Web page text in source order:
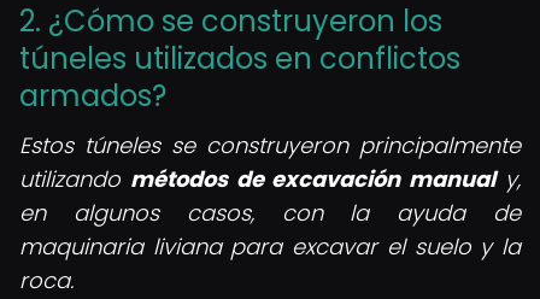
2. ¿Cómo se construyeron los
túneles utilizados en conflictos
armados?
Estos túneles se construyeron principalmente
utilizando métodos de excavación manualy,
en algunos casos, con la ayuda de
maquinaria liviana para excavar el suelo y la
roca.